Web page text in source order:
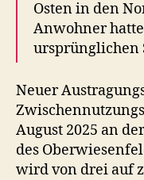
Osten in den
Anwohner
ursprünglichen
Neuer
August 2025 an
des
wird von drei auf